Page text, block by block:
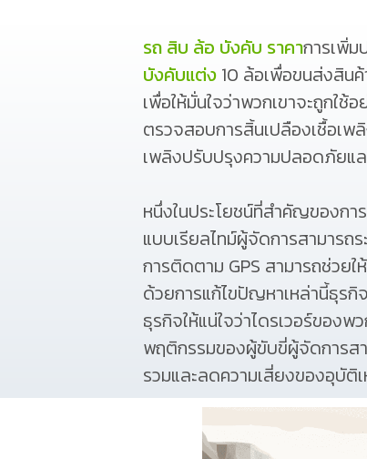
รถ สิบ ล้อ บังคับ ราคาการเพิ่
บังคับแต่ง 10 ล้อเพื่อขนส่งสิน
เพื่อให้มั่นใจว่าพวกเขาจะถูกใ
ตรวจสอบการสิ้นเปลืองเชื้อเ
เพลิงปรับปรุงความปลอดภัยแ
หนึ่งในประโยชน์ที่สำคัญของกา
แบบเรียลไทม์ผู้จัดการสามารถ
การติดตาม GPS สามารถช่วย
ด้วยการแก้ไขปัญหาเหล่านี้ธุร
ธุรกิจให้แน่ใจว่าไดรเวอร์ของ
พฤติกรรมของผู้ขับขี่ผู้จัดการส
รวมและลดความเสี่ยงของอุบัติ